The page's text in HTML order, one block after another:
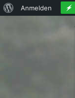
Über
Anmelden